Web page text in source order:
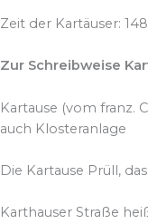
Zeit der Kartäuser:
Zur Schreibweise
Kartause (vom franz.
auch Klosteranlage
Die Kartause Prüll,
Karthauser Straße